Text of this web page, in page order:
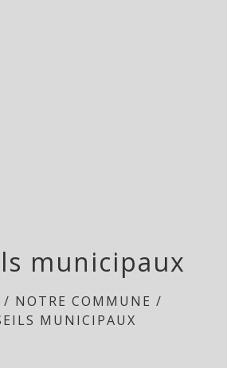
municipaux
/ NOTRE COMMUNE /
MUNICIPAUX